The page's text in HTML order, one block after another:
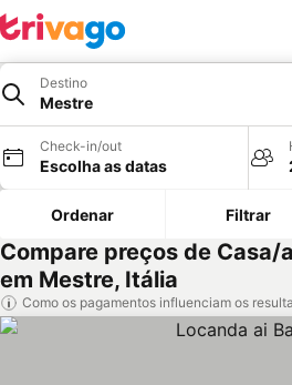
Destino
Mestre
Check-in/out
Escolha as datas
Ordenar Filtrar
Compare preços de
em Mestre, Itália
Como os pagamentos influenciam os